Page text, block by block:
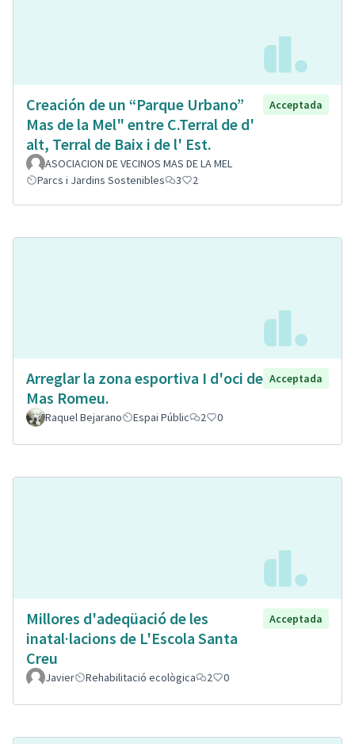
Creación de un “Parque Urbano”
Mas de la Mel" entre C.Terral de d'
alt, Terral de Baix i de l' Est.
Acceptada
ASOCIACION DE VECINOS MAS DE LA MEL
Parcs i Jardins Sostenibles
3 2
Arreglar la zona esportiva I d'oci de
Mas Romeu.
Acceptada
Raquel Bejarano Espai Públic 2 0
Millores d'adeqüació de les
inatal·lacions de L'Escola Santa
Creu
Acceptada
Javier Rehabilitació ecològica 2 0